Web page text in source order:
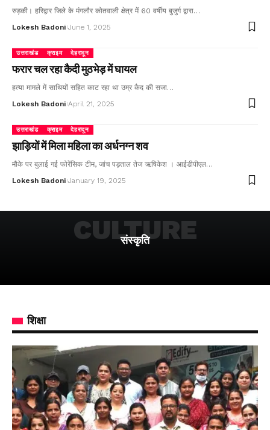
रुड़की। हरिद्वार जिले के मंगलौर कोतवाली क्षेत्र में 60 वर्षीय बुजुर्ग द्वारा…
Lokesh Badoni June 1, 2025
उत्तराखंड क्राइम देहरादून
फरार चल रहा कैदी मुठभेड़ में घायल
हत्या मामले में साथियों सहित काट रहा था उम्र कैद की सजा…
Lokesh Badoni April 21, 2025
उत्तराखंड क्राइम देहरादून
झाड़ियों में मिला महिला का अर्धनग्न शव
मौके पर बुलाई गई फोरेंसिक टीम, जांच पड़ताल तेज ऋषिकेश । आईडीपीएल…
Lokesh Badoni January 19, 2025
संस्कृति
CULTURE
शिक्षा